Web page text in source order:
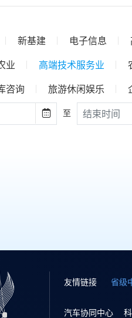
新基建 电子信息
业 高端技术服务业
咨询 旅游休闲娱乐
 至
友情链接 省级
汽车协同中心